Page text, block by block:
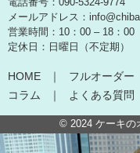
メールアドレス：
営業時間：10：00 – 18：00
定休日：日曜日（不定期）
HOME フルオーダー
コラム
よくある質問
© 2024 ケーキの